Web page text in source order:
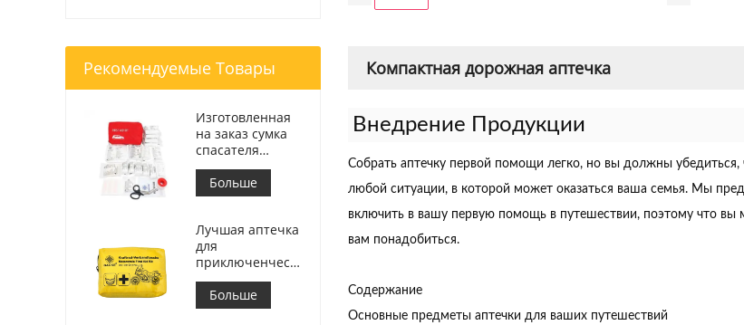
Компактная дорожная аптечка
Внедрение Продукции
Собрать аптечку первой помощи легко, но вы должны
любой ситуации, в которой может оказаться ваша семья. Мы
включить в вашу первую помощь в путешествии, поэтому что вы
вам понадобиться.
Содержание
Основные предметы аптечки для ваших путешествий
Рекомендуемые Товары
Изготовленная
на заказ сумка
спасателя
аптечки первой
помощи
медицинская
Больше
Лучшая аптечка
для
приключенческого
мотоцикла для
мотоциклистов
Больше